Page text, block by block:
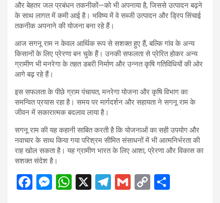
और बेहतर जल प्रबंधन तकनीकों—को भी अपनाया है, जिससे उत्पादन बढ़ने
के साथ लागत में कमी आई है। भविष्य में वे सब्जी उत्पादन और ड्रिप सिंचाई
तकनीक अपनाने की योजना बना रहे हैं।
आज सगनू राम न केवल आर्थिक रूप से सशक्त हुए हैं, बल्कि गांव के अन्य
किसानों के लिए प्रेरणा बन चुके हैं। उनकी सफलता से प्रेरित होकर अन्य
ग्रामीण भी मनरेगा के तहत डबरी निर्माण और उन्नत कृषि गतिविधियों की ओर
आगे बढ़ रहे हैं।
इस सफलता के पीछे ग्राम पंचायत, मनरेगा योजना और कृषि विभाग का
समन्वित प्रयास रहा है। समय पर मार्गदर्शन और सहायता ने सगनू राम के
जीवन में सकारात्मक बदलाव लाया है।
सगनू राम की यह कहानी साबित करती है कि योजनाओं का सही उपयोग और
नवाचार के साथ किया गया परिश्रम सीमित संसाधनों में भी आत्मनिर्भरता की
राह खोल सकता है। यह ग्रामीण भारत के लिए आशा, प्रेरणा और विकास का
सशक्त संदेश है।
F
M W X
T
G
C